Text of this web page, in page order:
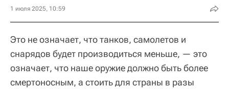
1 июля 2025, 10:59
Это не означает, что танков, самолетов и
снарядов будет производиться меньше, — это
означает, что наше оружие должно быть более
смертоносным, а стоить для страны в разы